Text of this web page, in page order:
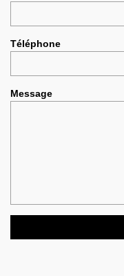
Téléphone
Message